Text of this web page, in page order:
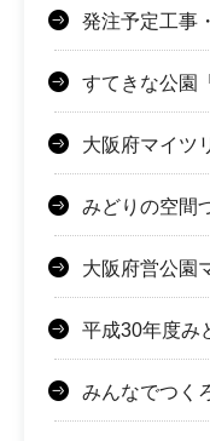
発注予定工事
すてきな公園
大阪府マイツ
みどりの空間
大阪府営公園
平成30年度み
みんなでつく